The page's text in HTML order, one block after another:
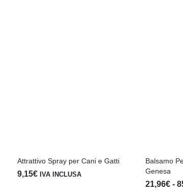
Attrattivo Spray per Cani e Gatti
9,15€ IVA INCLUSA
Balsamo
Genesa
21,96€ -